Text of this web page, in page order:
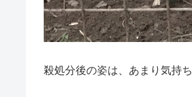
殺処分後の姿は、あまり気持